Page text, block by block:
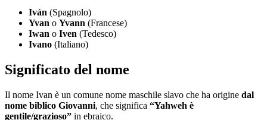
Iván (Spagnolo)
Yvan o Yvann (Francese)
Iwan o Iven (Tedesco)
Ivano (Italiano)
Significato del nome
Il nome Ivan è un comune nome maschile slavo che ha origine dal
nome biblico Giovanni, che significa “Yahweh è
gentile/grazioso” in ebraico.